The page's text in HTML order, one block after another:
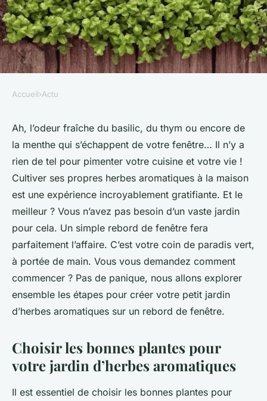
Quelles sont les étapes pour
créer un petit jardin d'herbes
aromatiques sur un rebord de
fenêtre ?
admin•12 janvier 2024•5 min de lecture
Accueil›Actu
Ah, l’odeur fraîche du basilic, du thym ou encore de
la menthe qui s’échappent de votre fenêtre… Il n’y a
rien de tel pour pimenter votre cuisine et votre vie !
Cultiver ses propres herbes aromatiques à la maison
est une expérience incroyablement gratifiante. Et le
meilleur ? Vous n’avez pas besoin d’un vaste jardin
pour cela. Un simple rebord de fenêtre fera
parfaitement l’affaire. C’est votre coin de paradis vert,
à portée de main. Vous vous demandez comment
commencer ? Pas de panique, nous allons explorer
ensemble les étapes pour créer votre petit jardin
d’herbes aromatiques sur un rebord de fenêtre.
Choisir les bonnes plantes pour
votre jardin d’herbes aromatiques
Il est essentiel de choisir les bonnes plantes pour